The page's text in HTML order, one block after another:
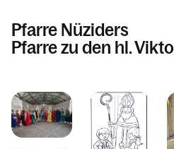
Pfarre Nüziders
Pfarre zu den hl.
Informationen